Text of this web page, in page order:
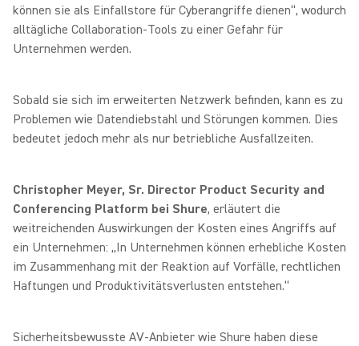
können sie als Einfallstore für Cyberangriffe dienen“, wodurch
alltägliche Collaboration-Tools zu einer Gefahr für
Unternehmen werden.
Sobald sie sich im erweiterten Netzwerk befinden, kann es zu
Problemen wie Datendiebstahl und Störungen kommen. Dies
bedeutet jedoch mehr als nur betriebliche Ausfallzeiten.
Christopher Meyer, Sr. Director Product Security and
Conferencing Platform bei Shure, erläutert die
weitreichenden Auswirkungen der Kosten eines Angriffs auf
ein Unternehmen: „In Unternehmen können erhebliche Kosten
im Zusammenhang mit der Reaktion auf Vorfälle, rechtlichen
Haftungen und Produktivitätsverlusten entstehen.“
Sicherheitsbewusste AV-Anbieter wie Shure haben diese